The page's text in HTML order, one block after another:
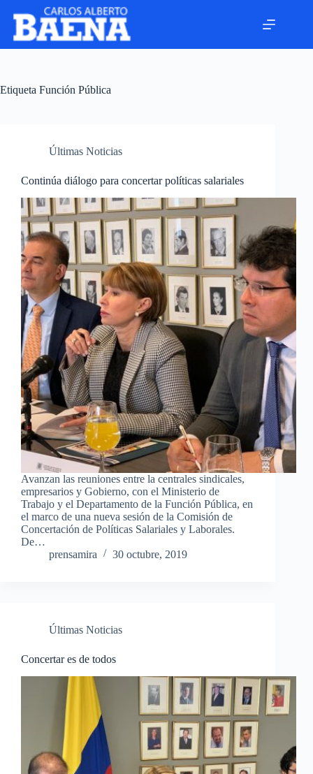
Etiqueta Función Pública
Últimas Noticias
Continúa diálogo para concertar políticas salariales
Avanzan las reuniones entre la centrales sindicales,
empresarios y Gobierno, con el Ministerio de
Trabajo y el Departamento de la Función Pública, en
el marco de una nueva sesión de la Comisión de
Concertación de Políticas Salariales y Laborales.
De…
prensamira
30 octubre, 2019
Últimas Noticias
Concertar es de todos